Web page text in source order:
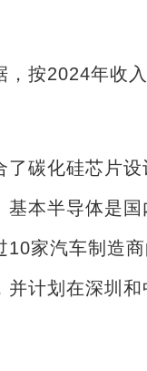
按2024年收
碳化硅芯片
本半导体是
10家汽车制造
并计划在深圳